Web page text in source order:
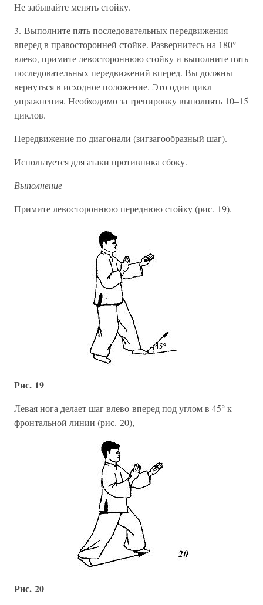
Не забывайте менять стойку.
3. Выполните пять последовательных передвижения
вперед в правосторонней стойке. Развернитесь на 180°
влево, примите левостороннюю стойку и выполните пять
последовательных передвижений вперед. Вы должны
вернуться в исходное положение. Это один цикл
упражнения. Необходимо за тренировку выполнять 10–15
циклов.
Передвижение по диагонали (зигзагообразный шаг).
Используется для атаки противника сбоку.
Выполнение
Примите левостороннюю переднюю стойку (рис. 19).
Рис. 19
Левая нога делает шаг влево-вперед под углом в 45° к
фронтальной линии (рис. 20),
Рис. 20